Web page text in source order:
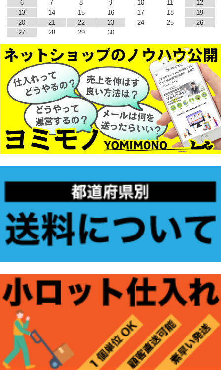
6 7 8 9 10 11
12
13
14 15 16 17 18
19
20
21 22 23 24 25
26
27
28 29 30